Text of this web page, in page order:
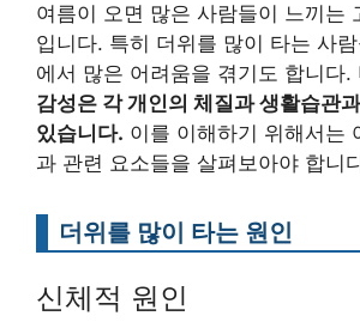
여름이 오면 많은 사람들이 느끼는
입니다. 특히 더위를 많이 타는 사
에서 많은 어려움을 겪기도 합니다.
감성은 각 개인의 체질과 생활습관
있습니다. 이를 이해하기 위해서는
과 관련 요소들을 살펴보아야 합니
더위를 많이 타는 원인
신체적 원인